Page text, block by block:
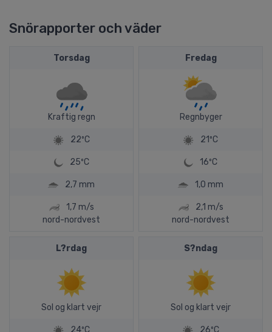
Snörapporter och väder
Torsdag
Kraftig regn
22ºC
25ºC
2,7 mm
1,7 m/s
nord-nordvest
Fredag
Regnbyger
21ºC
16ºC
1,0 mm
2,1 m/s
nord-nordvest
L?rdag
Sol og klart vejr
S?ndag
Sol og klart vejr